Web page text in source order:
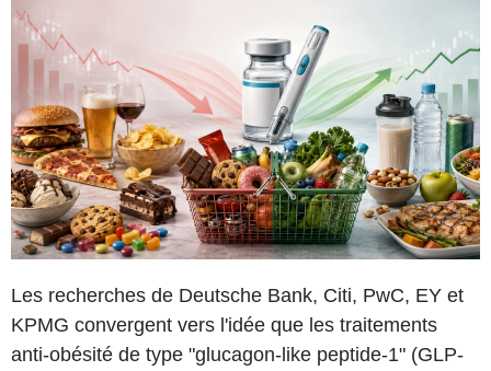
Les recherches de Deutsche Bank, Citi, PwC, EY et
KPMG convergent vers l'idée que les traitements
anti-obésité de type "glucagon-like peptide-1" (GLP-